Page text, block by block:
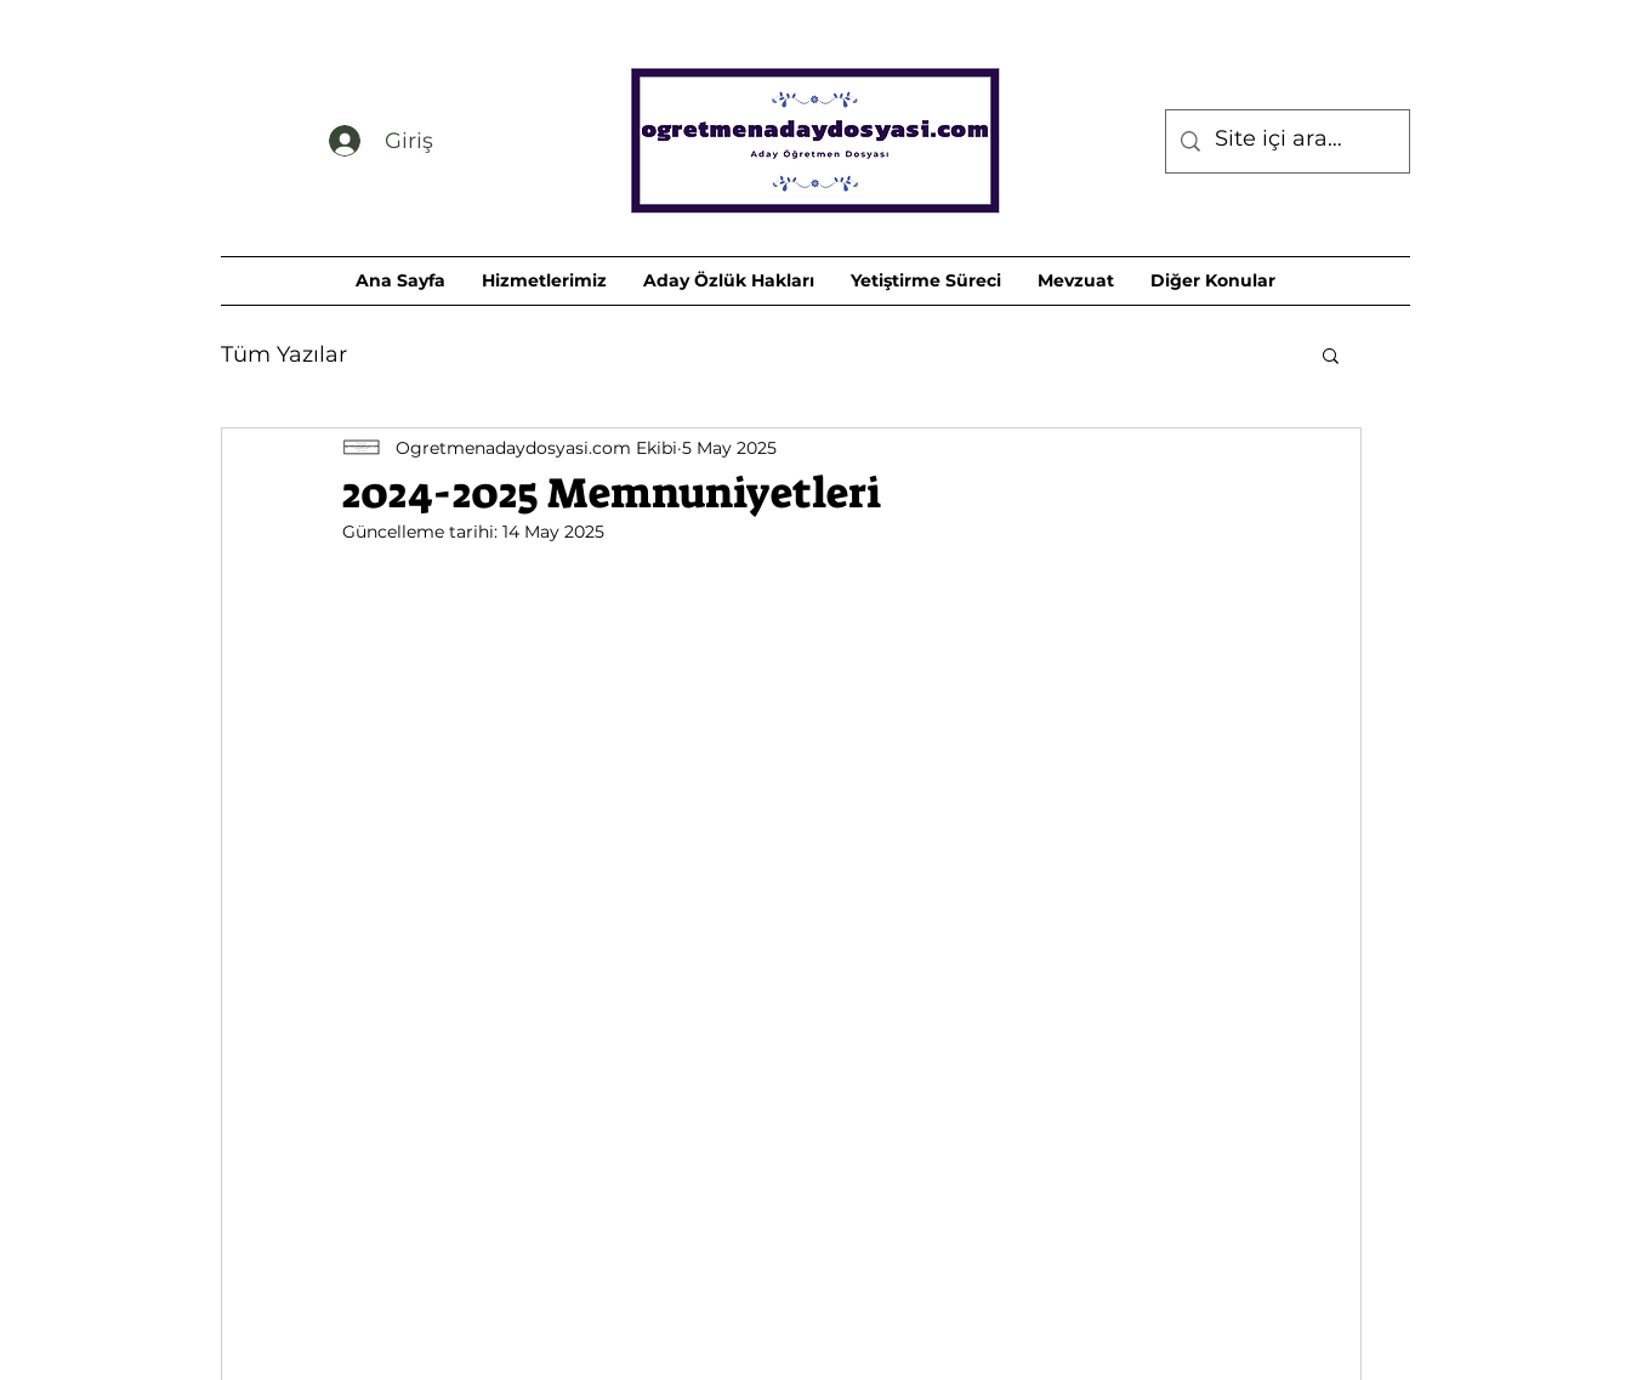
Giriş
Ana Sayfa Hizmetlerimiz Aday Özlük Hakları Yetiştirme Süreci Mevzuat Diğer Konular
Tüm Yazılar
2024-2025 Memnuniyetleri
Ogretmenadaydosyasi.com Ekibi 5 May 2025
Güncelleme tarihi: 14 May 2025